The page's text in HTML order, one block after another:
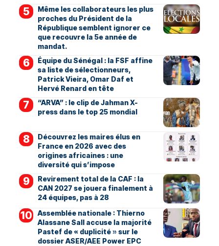
Même les collaborateurs les plus
proches du Président de la
République semblent ignorer ce
que recouvre la 5e année de
mandat.
Équipe du Sénégal : la FSF affine
sa liste de sélectionneurs,
Patrick Vieira, Omar Daf et
Hervé Renard en tête
“ARVA” : le clip de Jahman X-
press dans le top 25 mondial
Découvrez les maires élus en
France en 2026 avec des
origines africaines : une
diversité qui s’impose
Revirement total de la CAF : la
CAN 2027 se jouera finalement à
24 équipes, pas à 28
Assemblée nationale : Thierno
Alassane Sall accuse la majorité
Pastef de « duplicité » sur le
dossier ASER/AEE Power EPC